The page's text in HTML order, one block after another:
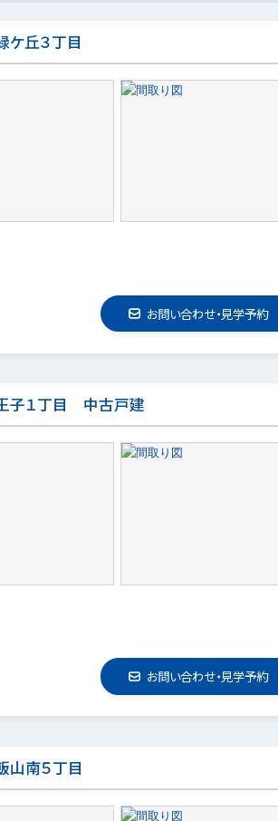
ケ丘３丁目
お問い合わせ・見学予約
子１丁目 中古戸建
お問い合わせ・見学予約
山南５丁目